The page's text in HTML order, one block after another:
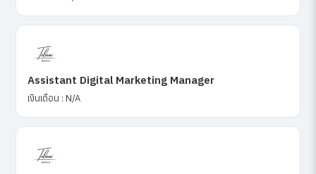
Assistant Digital Marketing Manager
เงินเดือน : N/A